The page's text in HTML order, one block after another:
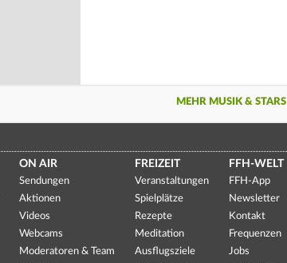
MEHR MUSIK & STARS
ON AIR
Sendungen
Aktionen
Videos
Webcams
Moderatoren & Team
FREIZEIT
Veranstaltungen
Spielplätze
Rezepte
Meditation
Ausflugsziele
FFH-WELT
FFH-App
Newsletter
Kontakt
Frequenzen
Jobs